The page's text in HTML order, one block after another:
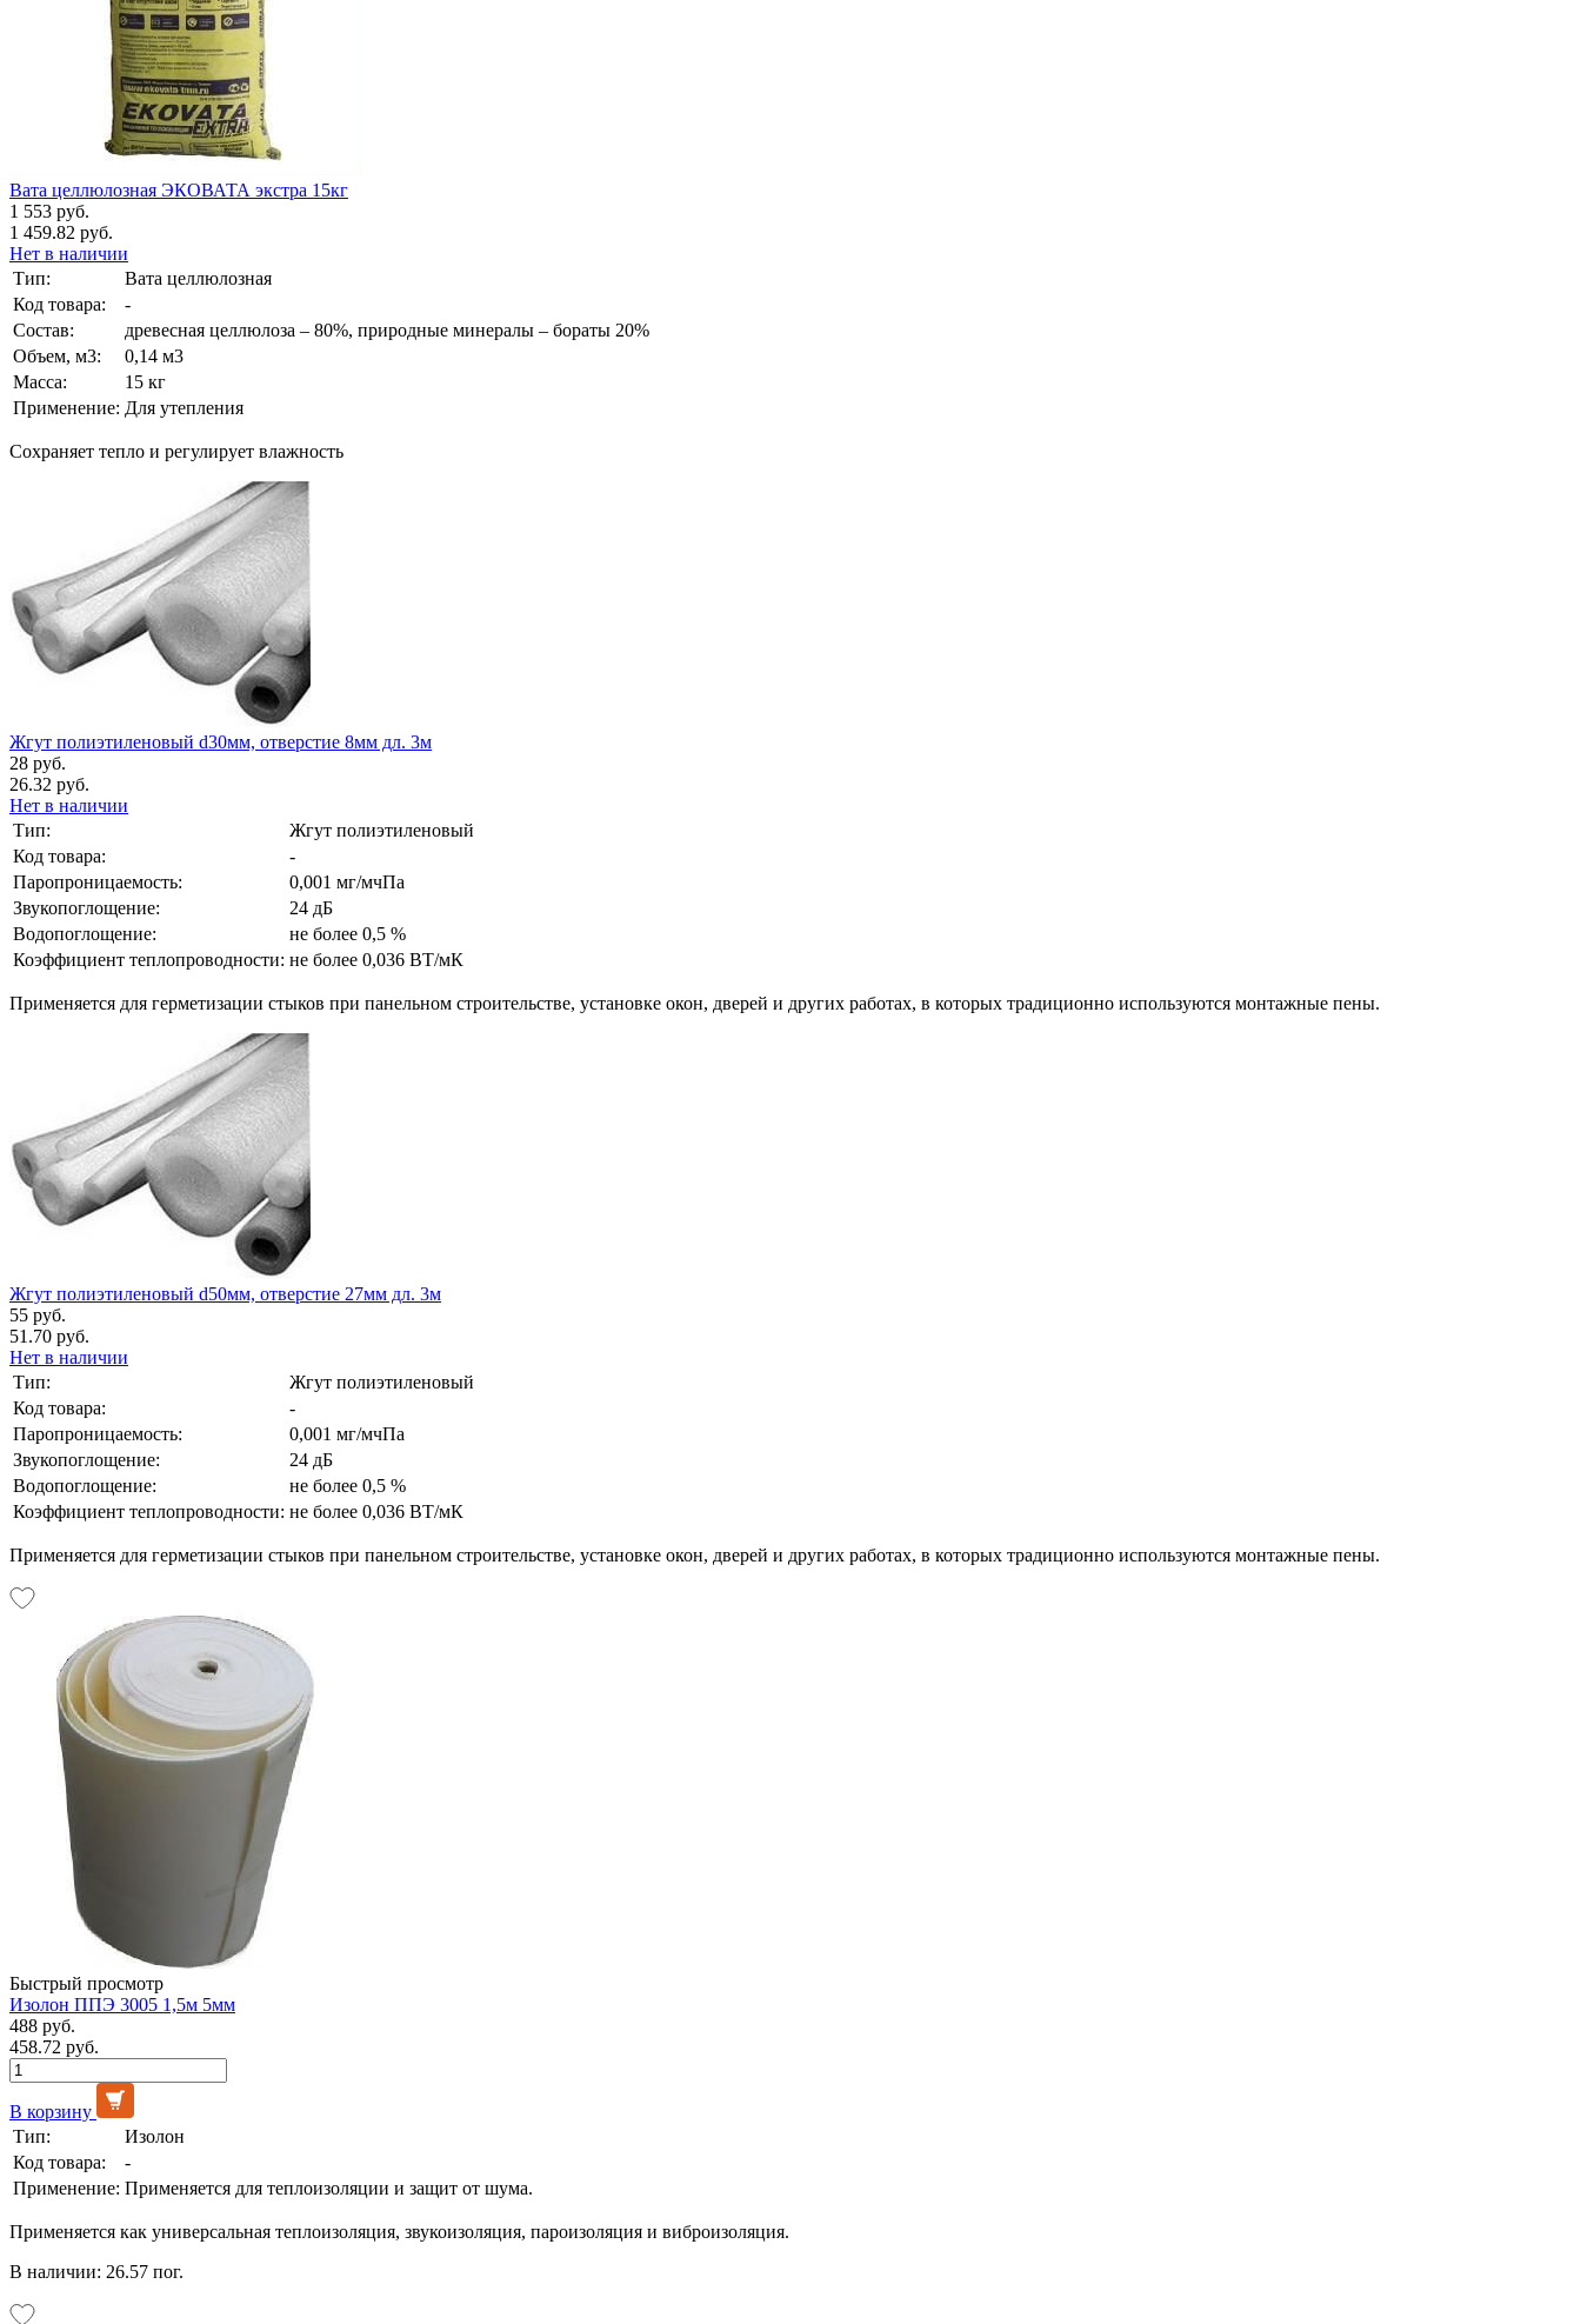
Вата целлюлозная ЭКОВАТА экстра 15кг
1 553 руб.
1 459.82 руб.
Нет в наличии
Тип:
Вата целлюлозная
Код товара:
-
Состав:
древесная целлюлоза – 80%, природные минералы – бораты 20%
Объем, м3:
0,14 м3
Масса:
15 кг
Применение: Для утепления
Сохраняет тепло и регулирует влажность
Жгут полиэтиленовый d30мм, отверстие 8мм дл. 3м
28 руб.
26.32 руб.
Нет в наличии
Тип:
Жгут полиэтиленовый
Код товара:
-
Паропроницаемость:
0,001 мг/мчПа
Звукопоглощение:
24 дБ
Водопоглощение:
не более 0,5 %
Коэффициент теплопроводности: не более 0,036 ВТ/мК
Применяется для герметизации стыков при панельном строительстве, установке окон, дверей и других работах, в которых традиционно используются монтажные пены.
Жгут полиэтиленовый d50мм, отверстие 27мм дл. 3м
55 руб.
51.70 руб.
Нет в наличии
Тип:
Жгут полиэтиленовый
Код товара:
-
Паропроницаемость:
0,001 мг/мчПа
Звукопоглощение:
24 дБ
Водопоглощение:
не более 0,5 %
Коэффициент теплопроводности: не более 0,036 ВТ/мК
Применяется для герметизации стыков при панельном строительстве, установке окон, дверей и других работах, в которых традиционно используются монтажные пены.
Быстрый просмотр
Изолон ППЭ 3005 1,5м 5мм
488 руб.
458.72 руб.
В корзину
Тип:
Изолон
Код товара:
-
Применение: Применяется для теплоизоляции и защит от шума.
Применяется как универсальная теплоизоляция, звукоизоляция, пароизоляция и виброизоляция.
В наличии: 26.57 пог.